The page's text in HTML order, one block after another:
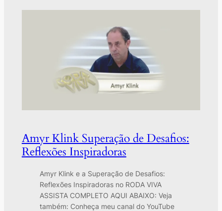
Amyr Klink Superação de Desafios:
Reflexões Inspiradoras
Amyr Klink e a Superação de Desafios:
Reflexões Inspiradoras no RODA VIVA
ASSISTA COMPLETO AQUI ABAIXO: Veja
também: Conheça meu canal do YouTube